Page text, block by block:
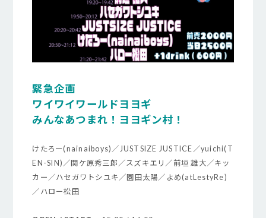
緊急企画
ワイワイワールドヨヨギ
みんなあつまれ！ヨヨギン村！
けたろー(nainaiboys)／JUSTSIZE JUSTICE／yuichi(T
EN-SIN)／関ケ原秀三郎／スズキエリ／前垣 雄大／キッ
カー／ハセガワトシユキ／園田太陽／よめ(atLestyRe)
／ハロー松田